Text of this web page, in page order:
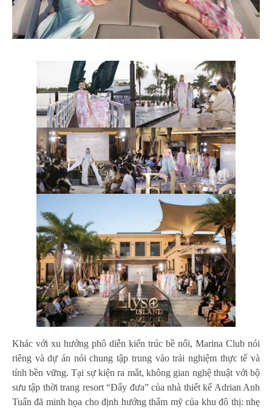
Khác với xu hướng phô diễn kiến trúc bề nổi, Marina Club nói
riêng và dự án nói chung tập trung vào trải nghiệm thực tế và
tính bền vững. Tại sự kiện ra mắt, không gian nghệ thuật với bộ
sưu tập thời trang resort “Đẩy đưa” của nhà thiết kế Adrian Anh
Tuấn đã minh họa cho định hướng thẩm mỹ của khu đô thị: nhẹ